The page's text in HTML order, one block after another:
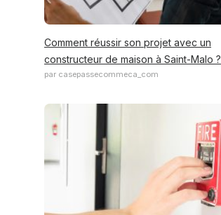
Comment réussir son projet avec un
constructeur de maison à Saint-Malo ?
par casepassecommeca_com